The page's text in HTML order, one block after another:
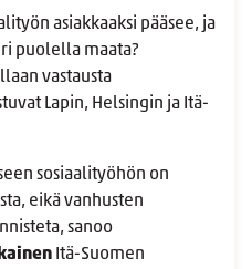
asiakkaaksi pääsee, ja
puolella maata?
vastausta
Lapin, Helsingin ja Itä-
sosiaalityöhön on
eikä vanhusten
sanoo
Itä-Suomen